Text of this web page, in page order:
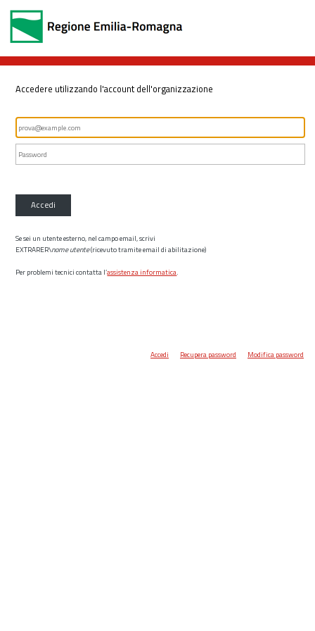
Accedere utilizzando l'account dell'organizzazione
Accedi
Se sei un utente esterno, nel campo email, scrivi
EXTRARER\nome utente(ricevuto tramite email di abilitazione)
Per problemi tecnici contatta l’assistenza informatica.
Accedi Recupera password Modifica password